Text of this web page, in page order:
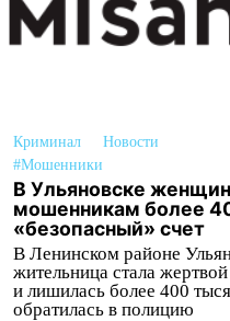
Криминал
Новости
#Мошенники
В Ульяновске
мошенникам более
«безопасный» счет
В Ленинском районе
жительница стала
и лишилась более 400
обратилась в полицию